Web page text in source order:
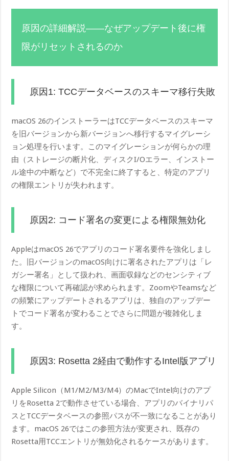
原因の詳細解説——なぜアップデート後に権
限がリセットされるのか
原因1: TCCデータベースのスキーマ移行失敗
macOS 26のインストーラーはTCCデータベースのスキーマ
を旧バージョンから新バージョンへ移行するマイグレーシ
ョン処理を行います。このマイグレーションが何らかの理
由（ストレージの断片化、ディスクI/Oエラー、インストー
ル途中の中断など）で不完全に終了すると、特定のアプリ
の権限エントリが失われます。
原因2: コード署名の変更による権限無効化
AppleはmacOS 26でアプリのコード署名要件を強化しまし
た。旧バージョンのmacOS向けに署名されたアプリは「レ
ガシー署名」として扱われ、画面収録などのセンシティブ
な権限について再確認が求められます。ZoomやTeamsなど
の頻繁にアップデートされるアプリは、独自のアップデー
トでコード署名が変わることでさらに問題が複雑化しま
す。
原因3: Rosetta 2経由で動作するIntel版アプリ
Apple Silicon（M1/M2/M3/M4）のMacでIntel向けのアプ
リをRosetta 2で動作させている場合、アプリのバイナリパ
スとTCCデータベースの参照パスが不一致になることがあり
ます。macOS 26ではこの参照方法が変更され、既存の
Rosetta用TCCエントリが無効化されるケースがあります。